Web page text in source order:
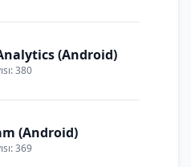
(Android)
380
(Android)
369